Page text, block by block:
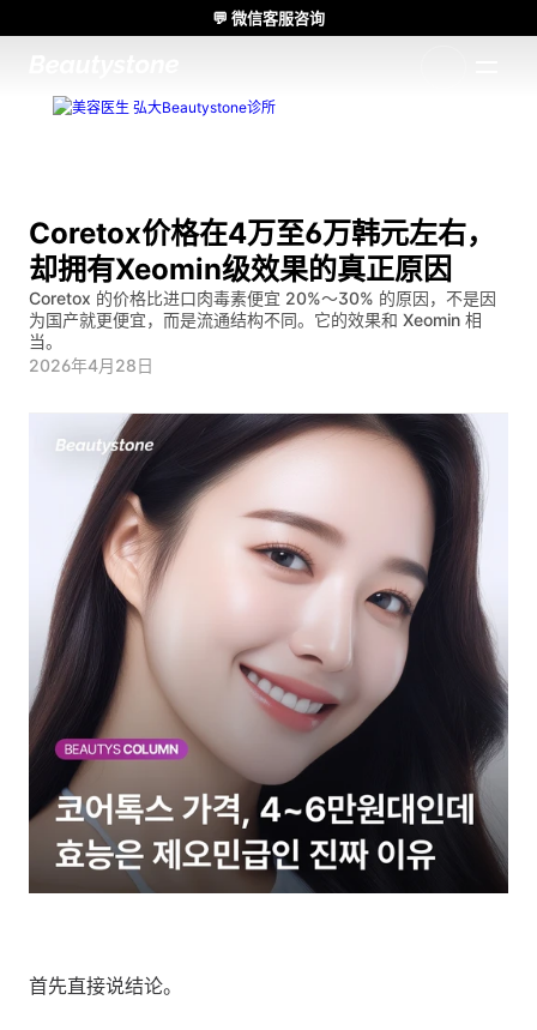
Coretox价格在4万至6万韩元左右，
却拥有Xeomin级效果的真正原因
Coretox 的价格比进口肉毒素便宜 20%～30% 的原因，不是因
为国产就更便宜，而是流通结构不同。它的效果和 Xeomin 相
当。
2026年4月28日
首先直接说结论。
💬 微信客服咨询
🌸 Beautystone诊所出席 Meditox 曼谷 Cadaver workshop 🌸